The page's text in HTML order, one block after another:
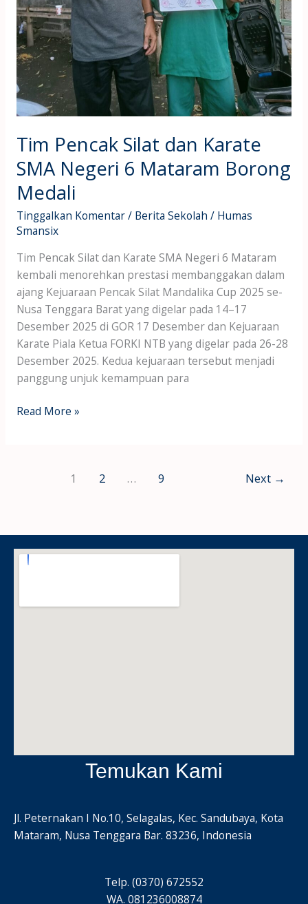
Tim Pencak Silat dan Karate
SMA Negeri 6 Mataram Borong
Medali
Tinggalkan Komentar/ Berita Sekolah / Humas
Smansix
Tim Pencak Silat dan Karate SMA Negeri 6 Mataram
kembali menorehkan prestasi membanggakan dalam
ajang Kejuaraan Pencak Silat Mandalika Cup 2025 se-
Nusa Tenggara Barat yang digelar pada 14–17
Desember 2025 di GOR 17 Desember dan Kejuaraan
Karate Piala Ketua FORKI NTB yang digelar pada 26-28
Desember 2025. Kedua kejuaraan tersebut menjadi
panggung unjuk kemampuan para
Mataram
Borong
Medali
Read More »
1 2 … 9 Next →
Temukan Kami
Jl. Peternakan I No.10, Selagalas, Kec. Sandubaya, Kota
Mataram, Nusa Tenggara Bar. 83236, Indonesia
Telp. (0370) 672552
WA. 081236008874